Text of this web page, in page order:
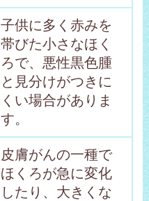
子供に多く赤みを
帯びた小さなほく
ろで、悪性黒色腫
と見分けがつきに
くい場合がありま
す。
皮膚がんの一種で
ほくろが急に変化
したり、大きくな